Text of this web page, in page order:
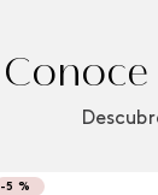
Conoce
-5 %